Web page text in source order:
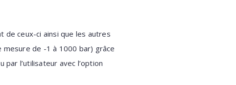
de ceux-ci ainsi que les autres
de -1 à 1000 bar) grâce
par l’utilisateur avec l’option